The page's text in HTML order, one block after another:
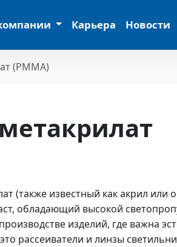
Карьера Новости
(PMMA)
(также известный как акрил или
обладающий высокой
изделий, где важна
рассеиватели и линзы